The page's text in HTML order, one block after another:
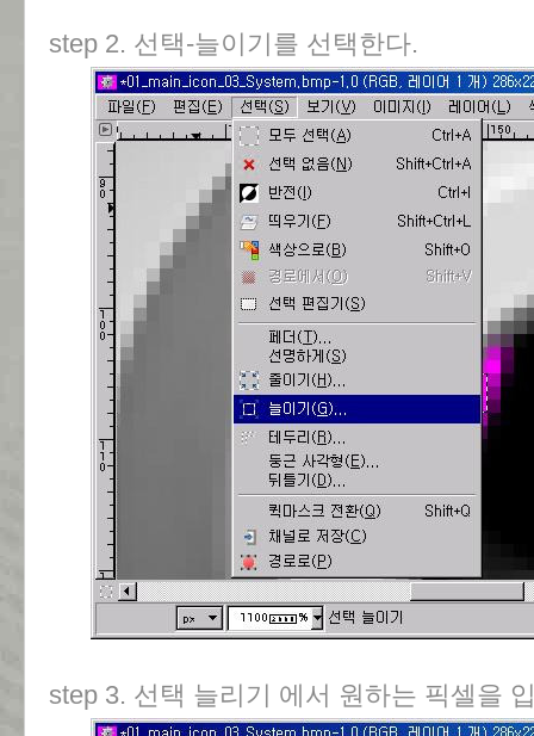
step 2. 선택-늘이기를 선택한다.
step 3. 선택 늘리기 에서 원하는 픽셀을